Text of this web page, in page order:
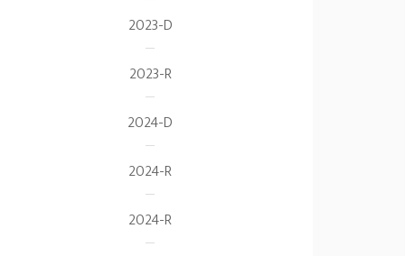
2023-D
2023-R
2024-D
2024-R
2024-R